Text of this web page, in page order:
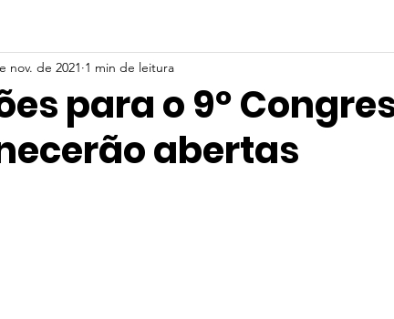
para o 9º
abertas
nov. de 2021 1 min de leitura